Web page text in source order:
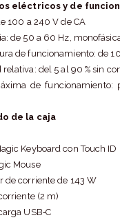
eléctricos y de
100 a 240 V de CA
de 50 a 60 Hz,
de funciona­miento: de 10
relativa: del 5 al 90 % sin
de funciona­miento:
de la caja
Keyboard con Touch ID
Mouse
de corriente de 143 W
(2 m)
USB‑C